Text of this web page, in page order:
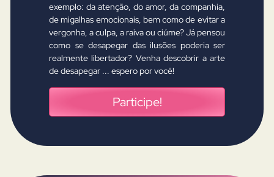
exemplo: da atenção, do amor, da companhia,
de migalhas emocionais, bem como de evitar a
vergonha, a culpa, a raiva ou ciúme? Já pensou
como se desapegar das ilusões poderia ser
realmente libertador? Venha descobrir a arte
de desapegar ... espero por você!
Participe!